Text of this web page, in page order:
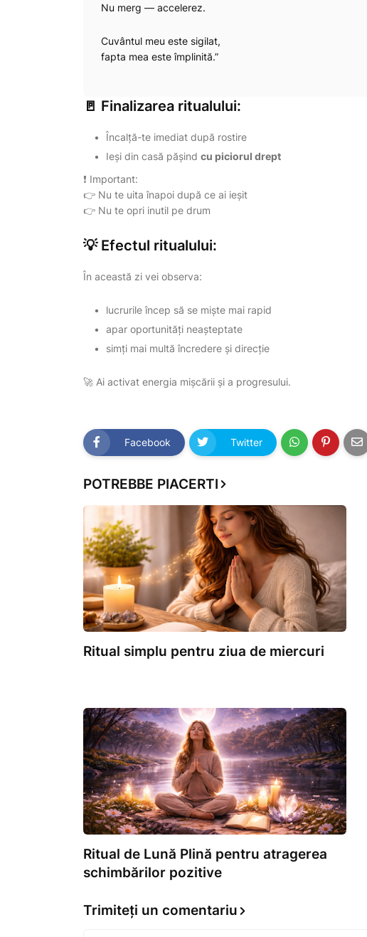
Nu merg — accelerez.
Cuvântul meu este sigilat,
fapta mea este împlinită.”
🚪 Finalizarea ritualului:
Încalță-te imediat după rostire
Ieși din casă pășind cu piciorul drept
❗ Important:
👉 Nu te uita înapoi după ce ai ieșit
👉 Nu te opri inutil pe drum
💡 Efectul ritualului:
În această zi vei observa:
lucrurile încep să se miște mai rapid
apar oportunități neașteptate
simți mai multă încredere și direcție
🚀 Ai activat energia mișcării și a progresului.
Facebook Twitter
POTREBBE PIACERTI
Ritual simplu pentru ziua de miercuri
Ritual de Lună Plină pentru atragerea
schimbărilor pozitive
Trimiteți un comentariu